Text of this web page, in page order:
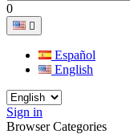
0

Español
English
Sign in
Browser Categories